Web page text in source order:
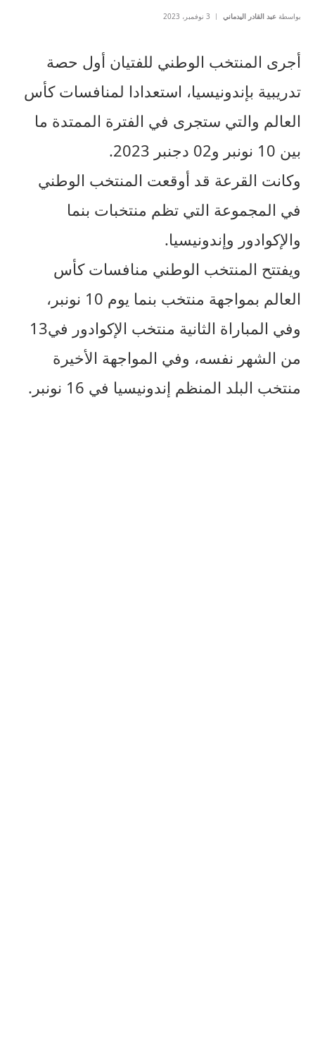
بواسطة عبد القادر اليدماني 3 نوفمبر، 2023
أجرى المنتخب الوطني للفتيان أول حصة
تدريبية بإندونيسيا، استعدادا لمنافسات كأس
العالم والتي ستجرى في الفترة الممتدة ما
بين 10 نونبر و02 دجنبر 2023.
وكانت القرعة قد أوقعت المنتخب الوطني
في المجموعة التي تظم منتخبات بنما
والإكوادور وإندونيسيا.
ويفتتح المنتخب الوطني منافسات كأس
العالم بمواجهة منتخب بنما يوم 10 نونبر،
وفي المباراة الثانية منتخب الإكوادور في13
من الشهر نفسه، وفي المواجهة الأخيرة
منتخب البلد المنظم إندونيسيا في 16 نونبر.